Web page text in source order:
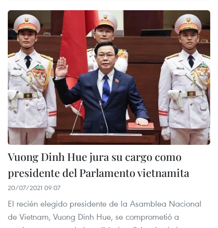
Vuong Dinh Hue jura su cargo como
presidente del Parlamento vietnamita
20/07/2021 09:07
El recién elegido presidente de la Asamblea Nacional
de Vietnam, Vuong Dinh Hue, se comprometió a